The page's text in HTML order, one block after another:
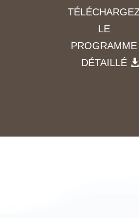
LE
PROGRAMME
DÉTAILLÉ